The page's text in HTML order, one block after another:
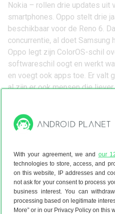
With your agreement, we and our
technologies to store, access, and
on this website, IP addresses and
not ask for your consent to process
business interest. You can
processing based on legitimate
More” or in our Privacy Policy on this
Nokia – rollen drie updates uit
smartphones. Oppo stelt drie
beschikbaar voor de Reno 6.
concurrentie, al doet Samsung
Oppo legt zijn ColorOS-schil
softwareschil oogt en werkt
en voegt ook apps toe. Er valt
al zijn er ook mensen die
Planet
We zijn uiteraard uitgebreid
toestel en onze ervaringen
Reno 6 review:
De Oppo Reno 6 en 6 Pro
speciale matte afwerking.